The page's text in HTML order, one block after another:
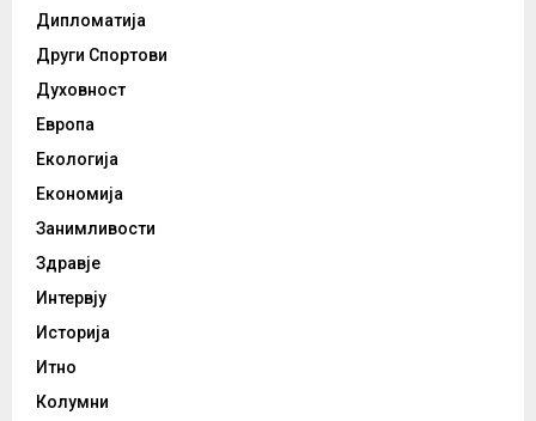
Дипломатија
Други Спортови
Духовност
Европа
Екологија
Економија
Занимливости
Здравје
Интервју
Историја
Итно
Колумни